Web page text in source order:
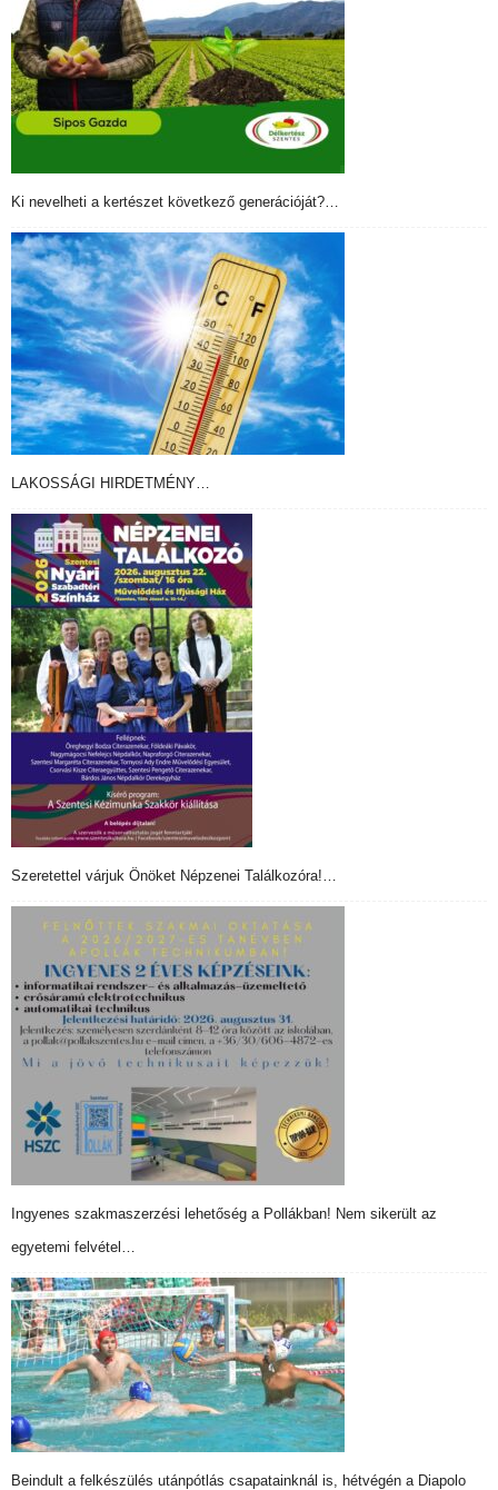
Ki nevelheti a kertészet következő generációját?…
LAKOSSÁGI HIRDETMÉNY…
Szeretettel várjuk Önöket Népzenei Találkozóra!…
Ingyenes szakmaszerzési lehetőség a Pollákban! Nem sikerült az
egyetemi felvétel…
Beindult a felkészülés utánpótlás csapatainknál is, hétvégén a Diapolo